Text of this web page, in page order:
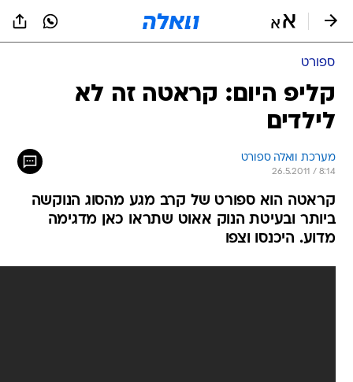
ספורט
קליפ היום: קראטה זה לא
לילדים
מערכת וואלה ספורט
26.5.2011 / 8:14
קראטה הוא ספורט של קרב מגע מהסוג הנוקשה
ביותר ובעיטת הנוק אאוט שתראו כאן מדגימה
מדוע. היכנסו וצפו